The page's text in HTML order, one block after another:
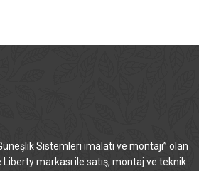
Sistemleri imalatı ve montajı” olan
markası ile satış, montaj ve teknik